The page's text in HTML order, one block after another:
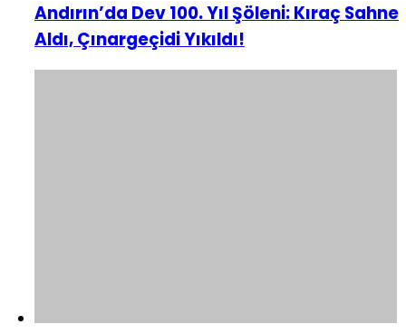
Andırın’da Dev 100. Yıl Şöleni: Kıraç Sahne
Aldı, Çınargeçidi Yıkıldı!